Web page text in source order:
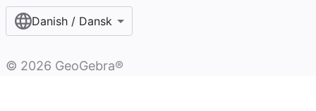
Danish / Dansk‎
© 2026 GeoGebra®